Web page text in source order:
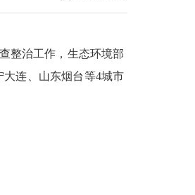
整治工作，生态环境部
大连、山东烟台等4城市